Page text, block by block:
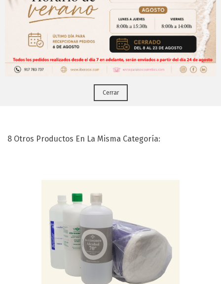
Desinfectante Inmersión (5 Lts)
8 Otros Productos En La Misma Categoría:
Aviso Importante
¡Regístrate para acceder a los precios y realizar
tus pedidos online.!
Puedes hacerlo desdeAqui!
CERRAR
Cerrar